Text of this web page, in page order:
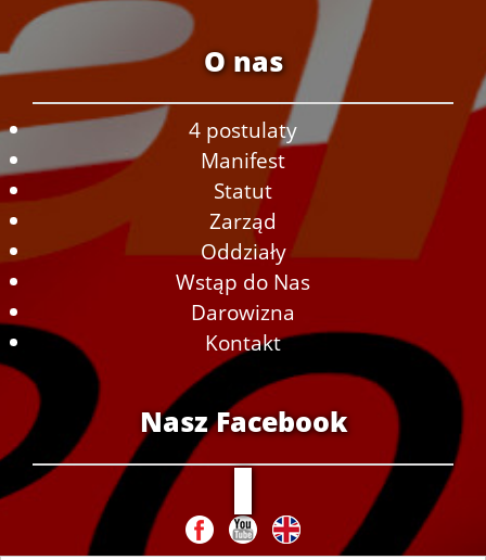
O nas
4 postulaty
Manifest
Statut
Zarząd
Oddziały
Wstąp do Nas
Darowizna
Kontakt
Nasz Facebook